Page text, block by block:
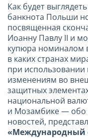
Как будет
банкнота Польши
посвященная
Иоанну Павлу II и
купюра номиналом
в каких странах
при использовании
изменениям во
защитных
национальной
и Мозамбике — обо
новостей,
«Международный